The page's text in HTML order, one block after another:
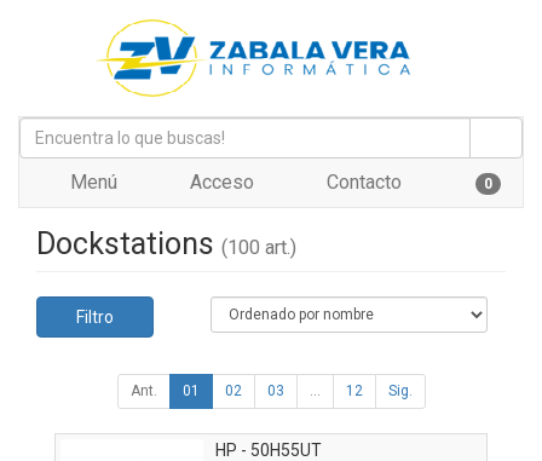
Menú Acceso Contacto 0
Dockstations (100 art.)
Filtro
Ant. 01 02 03 ... 12 Sig.
HP - 50H55UT